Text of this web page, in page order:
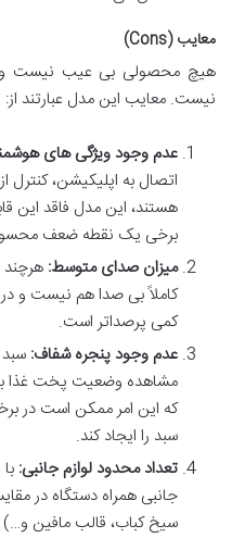
معایب (Cons)
نیست. معایب این مدل عبارتند از:
عدم وجود ویژگی های
اتصال به اپلیکیشن، کنترل
هستند، این مدل فاقد این
برخی یک نقطه ضعف
میزان صدای متوسط: هرچند
کاملاً بی صدا هم نیست و
کمی پرصداتر است.
عدم وجود پنجره شفاف:
مشاهده وضعیت پخت غذا
که این امر ممکن است در
سبد را ایجاد کند.
تعداد محدود لوازم جانبی:
جانبی همراه دستگاه در
سیخ کباب، قالب مافین و…)